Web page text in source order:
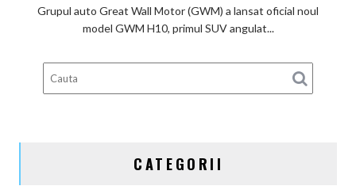
piața
Motor
lansează
Grupul auto Great Wall Motor (GWM) a lansat oficial noul
model GWM H10, primul SUV angulat...
CATEGORII